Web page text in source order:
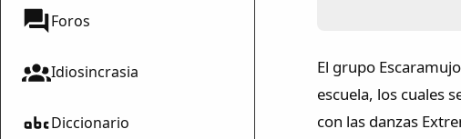
Foros
Idiosincrasia
Diccionario
El grupo
escuela, los cuales
con las danzas